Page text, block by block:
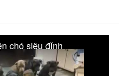
chó siêu đỉnh